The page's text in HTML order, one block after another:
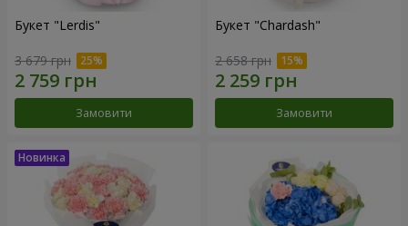
Букет "Lerdis"
3 679 грн
Замовити
Букет "Chardash"
2 658 грн
Замовити